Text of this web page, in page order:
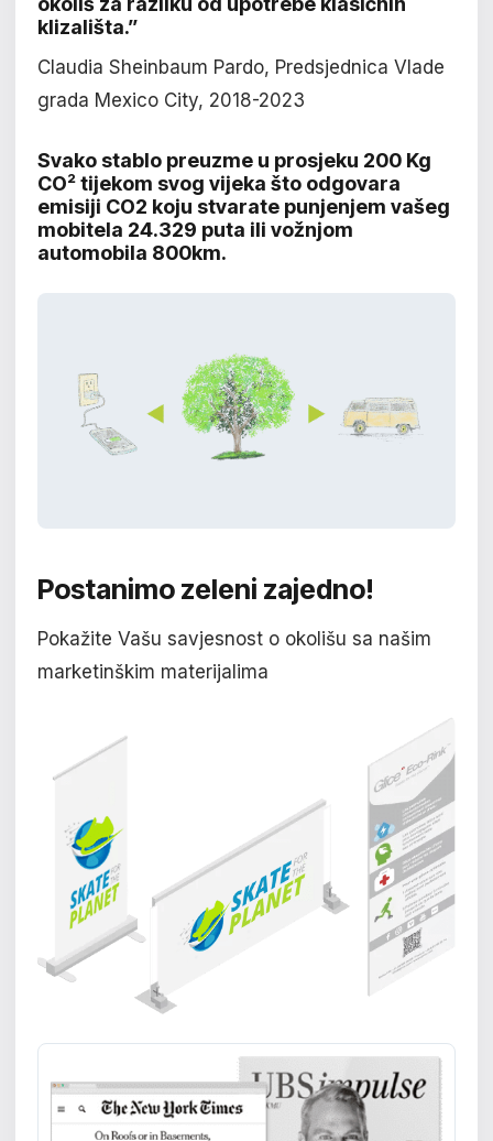
klizališta.”
Claudia Sheinbaum Pardo, Predsjednica Vlade
grada Mexico City, 2018-2023
Svako stablo preuzme u prosjeku 200 Kg
CO² tijekom svog vijeka što odgovara
emisiji CO2 koju stvarate punjenjem vašeg
mobitela 24.329 puta ili vožnjom
automobila 800km.
Postanimo zeleni zajedno!
Pokažite Vašu savjesnost o okolišu sa našim
marketinškim materijalima